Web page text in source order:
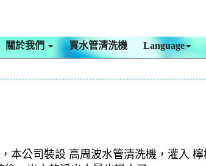
關於我們 買水管清洗機 Language
公司裝設 高周波水管清洗機，灌入